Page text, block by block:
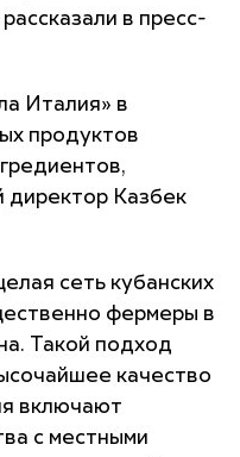
в пресс-
Италия» в
продуктов
директор Казбек
сеть кубанских
фермеры в
Такой подход
качество
включают
с местными